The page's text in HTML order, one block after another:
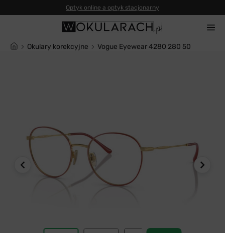
Optyk online a optyk stacjonarny
Okulary korekcyjne Vogue Eyewear 4280 280 50